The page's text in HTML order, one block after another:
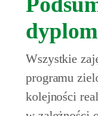
Wszystkie
programu
kolejności